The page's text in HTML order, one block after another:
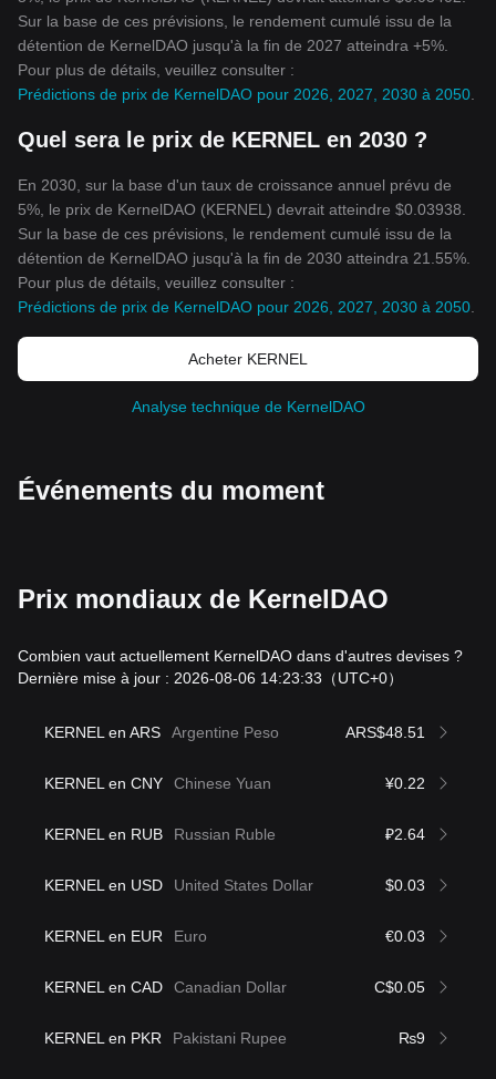
Sur la base de ces prévisions, le rendement cumulé issu de la
détention de KernelDAO jusqu'à la fin de 2027 atteindra +5%.
Pour plus de détails, veuillez consulter :
Prédictions de prix de KernelDAO pour 2026, 2027, 2030 à 2050
Quel sera le prix de KERNEL en 2030 ?
En 2030, sur la base d'un taux de croissance annuel prévu de
5%, le prix de KernelDAO (KERNEL) devrait atteindre $0.03938.
Sur la base de ces prévisions, le rendement cumulé issu de la
détention de KernelDAO jusqu'à la fin de 2030 atteindra 21.55%.
Pour plus de détails, veuillez consulter :
Prédictions de prix de KernelDAO pour 2026, 2027, 2030 à 2050
Acheter KERNEL
Analyse technique de KernelDAO
Événements du moment
Prix mondiaux de KernelDAO
Combien vaut actuellement KernelDAO dans d'autres devises ?
Dernière mise à jour : 2026-08-06 14:23:33 （UTC+0）
KERNEL en ARS Argentine Peso ARS$48.51
KERNEL en CNY Chinese Yuan ¥0.22
KERNEL en RUB Russian Ruble ₽2.64
KERNEL en USD United States Dollar $0.03
KERNEL en EUR Euro €0.03
KERNEL en CAD Canadian Dollar C$0.05
KERNEL en PKR Pakistani Rupee ₨9